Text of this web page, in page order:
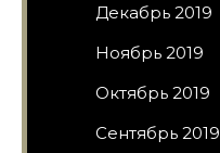
Декабрь 2019
Ноябрь 2019
Октябрь 2019
Сентябрь 2019